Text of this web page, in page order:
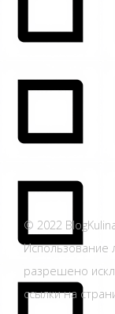
© 2022
Использование
разрешено
ссылки на